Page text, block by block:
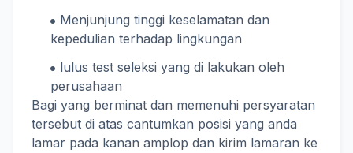
Menjunjung tinggi keselamatan dan
kepedulian terhadap lingkungan
lulus test seleksi yang di lakukan oleh
perusahaan
Bagi yang berminat dan memenuhi persyaratan
tersebut di atas cantumkan posisi yang anda
lamar pada kanan amplop dan kirim lamaran ke